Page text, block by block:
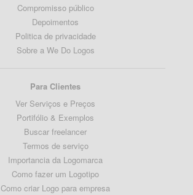
Compromisso público
Depoimentos
Politica de privacidade
Sobre a We Do Logos
Para Clientes
Ver Serviços e Preços
Portifólio & Exemplos
Buscar freelancer
Termos de serviço
Importancia da Logomarca
Como fazer um Logotipo
Como criar Logo para empresa